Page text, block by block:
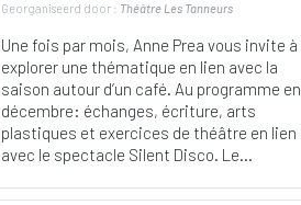
Georganiseerd door : Théâtre Les Tanneurs
Une fois par mois, Anne Prea vous invite à
explorer une thématique en lien avec la
saison autour d’un café. Au programme en
décembre: échanges, écriture, arts
plastiques et exercices de théâtre en lien
avec le spectacle Silent Disco. Le...